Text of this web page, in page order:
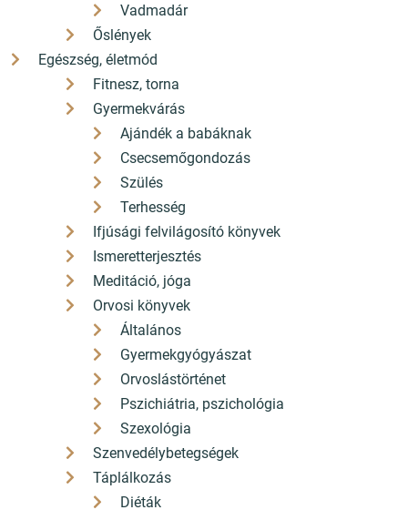
Vadmadár
Őslények
Egészség, életmód
Fitnesz, torna
Gyermekvárás
Ajándék a babáknak
Csecsemőgondozás
Szülés
Terhesség
Ifjúsági felvilágosító könyvek
Ismeretterjesztés
Meditáció, jóga
Orvosi könyvek
Általános
Gyermekgyógyászat
Orvoslástörténet
Pszichiátria, pszichológia
Szexológia
Szenvedélybetegségek
Táplálkozás
Diéták
ÁFÁ-val, Szállítási költségek nélkül
Szállítási idő: 3 nap
db
Szereted a hatalmas teherautókat, gyors
autókat és mindenféle, egyedi, különleges
guruló csodát? Mindig ámulattal nézed a
dübörgő motorokat és a neonszínű
kamionokat? Akkor ez a könyv neked szól, hisz